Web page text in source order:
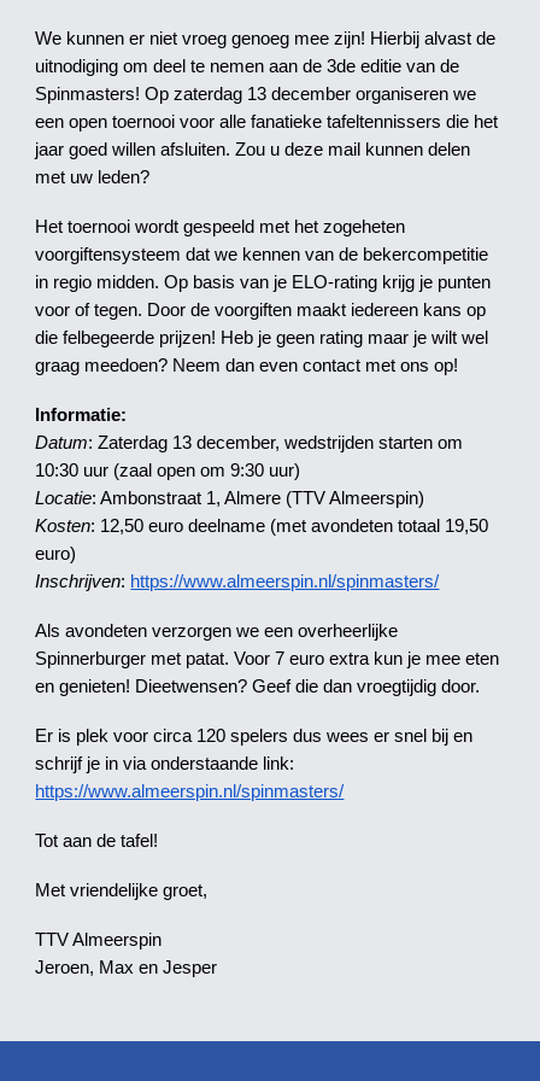
We kunnen er niet vroeg genoeg mee zijn! Hierbij alvast de
uitnodiging om deel te nemen aan de 3de editie van de
Spinmasters! Op zaterdag 13 december organiseren we
een open toernooi voor alle fanatieke tafeltennissers die het
jaar goed willen afsluiten. Zou u deze mail kunnen delen
met uw leden?
Het toernooi wordt gespeeld met het zogeheten
voorgiftensysteem dat we kennen van de bekercompetitie
in regio midden. Op basis van je ELO-rating krijg je punten
voor of tegen. Door de voorgiften maakt iedereen kans op
die felbegeerde prijzen! Heb je geen rating maar je wilt wel
graag meedoen? Neem dan even contact met ons op!
Informatie:
Datum: Zaterdag 13 december, wedstrijden starten om
10:30 uur (zaal open om 9:30 uur)
Locatie: Ambonstraat 1, Almere (TTV Almeerspin)
Kosten: 12,50 euro deelname (met avondeten totaal 19,50
euro)
Inschrijven: https://www.almeerspin.nl/spinmasters/
Als avondeten verzorgen we een overheerlijke
Spinnerburger met patat. Voor 7 euro extra kun je mee eten
en genieten! Dieetwensen? Geef die dan vroegtijdig door.
Er is plek voor circa 120 spelers dus wees er snel bij en
schrijf je in via onderstaande link:
https://www.almeerspin.nl/spinmasters/
Tot aan de tafel!
Met vriendelijke groet,
TTV Almeerspin
Jeroen, Max en Jesper